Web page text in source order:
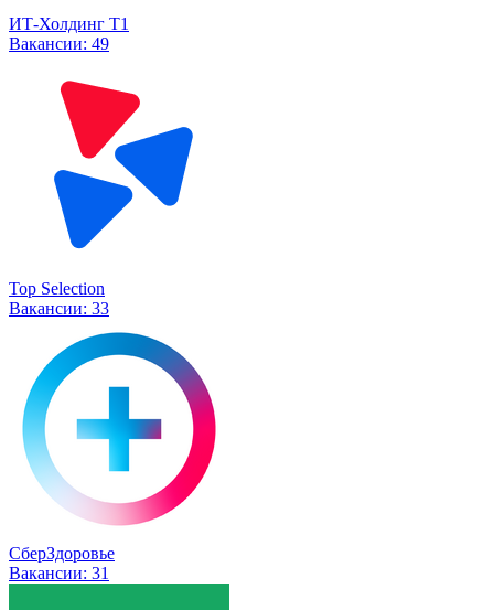
ИТ-Холдинг Т1
Вакансии: 49
Top Selection
Вакансии: 33
СберЗдоровье
Вакансии: 31